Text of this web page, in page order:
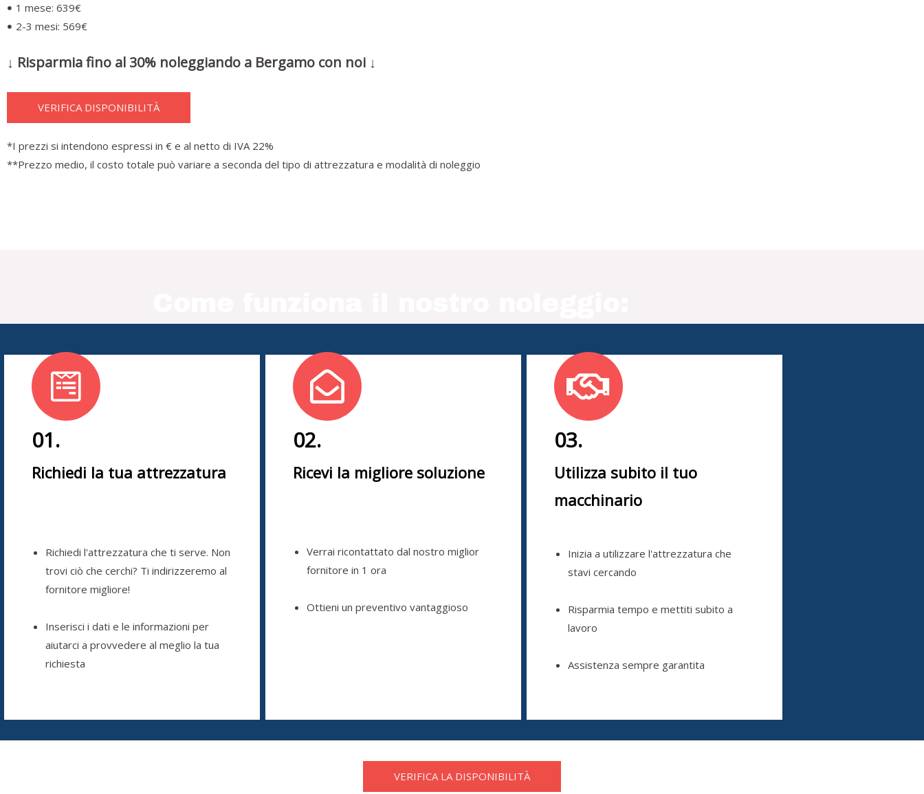
1 mese: 639€
2-3 mesi: 569€
↓ Risparmia fino al 30% noleggiando a Bergamo con noi ↓
VERIFICA DISPONIBILITÀ
*I prezzi si intendono espressi in € e al netto di IVA 22%
**Prezzo medio, il costo totale può variare a seconda del tipo di attrezzatura e modalità di noleggio
01.
Richiedi la tua attrezzatura
Richiedi l'attrezzatura che ti serve. Non
trovi ciò che cerchi? Ti indirizzeremo al
fornitore migliore!
Inserisci i dati e le informazioni per
aiutarci a provvedere al meglio la tua
richiesta
02.
Ricevi la migliore soluzione
Verrai ricontattato dal nostro miglior
fornitore in 1 ora
Ottieni un preventivo vantaggioso
03.
Utilizza subito il tuo
macchinario
Inizia a utilizzare l'attrezzatura che
stavi cercando
Risparmia tempo e mettiti subito a
lavoro
Assistenza sempre garantita
VERIFICA LA DISPONIBILITÀ